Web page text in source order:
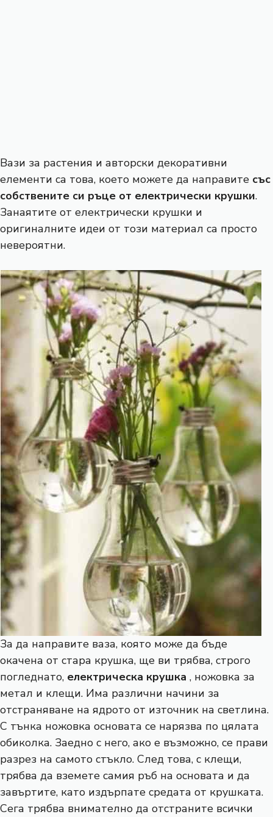
Вази за растения и авторски декоративни
елементи са това, което можете да направите със
собствените си ръце от електрически крушки.
Занаятите от електрически крушки и
оригиналните идеи от този материал са просто
невероятни.
За да направите ваза, която може да бъде
окачена от стара крушка, ще ви трябва, строго
погледнато, електрическа крушка , ножовка за
метал и клещи. Има различни начини за
отстраняване на ядрото от източник на светлина.
С тънка ножовка основата се нарязва по цялата
обиколка. Заедно с него, ако е възможно, се прави
разрез на самото стъкло. След това, с клещи,
трябва да вземете самия ръб на основата и да
завъртите, като издърпате средата от крушката.
Сега трябва внимателно да отстраните всички